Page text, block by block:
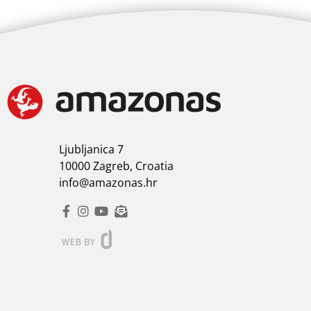
Ljubljanica 7
10000 Zagreb, Croatia
info@amazonas.hr